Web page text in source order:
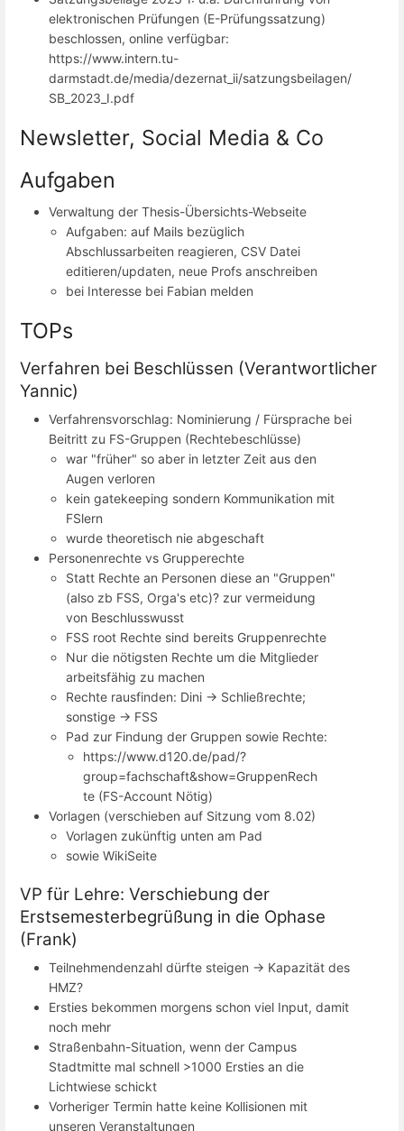
elektronischen Prüfungen (E-Prüfungssatzung)
beschlossen, online verfügbar:
https://www.intern.tu-
darmstadt.de/media/dezernat_ii/satzungsbeilagen/
SB_2023_I.pdf
Newsletter, Social Media & Co
Aufgaben
Verwaltung der Thesis-Übersichts-Webseite
Aufgaben: auf Mails bezüglich
Abschlussarbeiten reagieren, CSV Datei
editieren/updaten, neue Profs anschreiben
bei Interesse bei Fabian melden
TOPs
Verfahren bei Beschlüssen (Verantwortlicher
Yannic)
Verfahrensvorschlag: Nominierung / Fürsprache bei
Beitritt zu FS-Gruppen (Rechtebeschlüsse)
war "früher" so aber in letzter Zeit aus den
Augen verloren
kein gatekeeping sondern Kommunikation mit
FSlern
wurde theoretisch nie abgeschaft
Personenrechte vs Grupperechte
Statt Rechte an Personen diese an "Gruppen"
(also zb FSS, Orga's etc)? zur vermeidung
von Beschlusswusst
FSS root Rechte sind bereits Gruppenrechte
Nur die nötigsten Rechte um die Mitglieder
arbeitsfähig zu machen
Rechte rausfinden: Dini -> Schließrechte;
sonstige -> FSS
Pad zur Findung der Gruppen sowie Rechte:
https://www.d120.de/pad/?
group=fachschaft&show=GruppenRech
te (FS-Account Nötig)
Vorlagen (verschieben auf Sitzung vom 8.02)
Vorlagen zukünftig unten am Pad
sowie WikiSeite
VP für Lehre: Verschiebung der
Erstsemesterbegrüßung in die Ophase
(Frank)
Teilnehmendenzahl dürfte steigen -> Kapazität des
HMZ?
Ersties bekommen morgens schon viel Input, damit
noch mehr
Straßenbahn-Situation, wenn der Campus
Stadtmitte mal schnell >1000 Ersties an die
Lichtwiese schickt
Vorheriger Termin hatte keine Kollisionen mit
unseren Veranstaltungen